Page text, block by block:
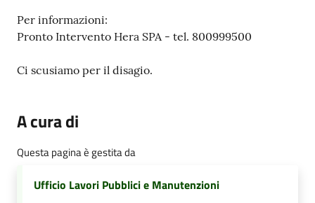
Per informazioni:
Pronto Intervento Hera SPA - tel. 800999500
Ci scusiamo per il disagio.
A cura di
Questa pagina è gestita da
Ufficio Lavori Pubblici e Manutenzioni